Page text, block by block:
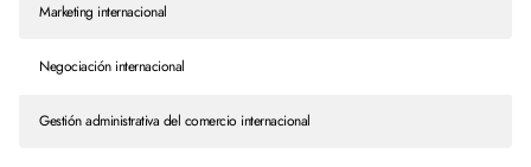
Marketing internacional
Negociación internacional
Gestión administrativa del comercio internacional